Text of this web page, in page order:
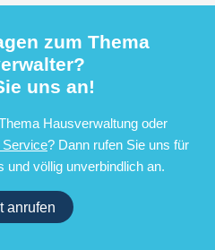
zum Thema
uns an!
Hausverwaltung oder
Service? Dann rufen Sie uns für
und völlig unverbindlich an.
anrufen